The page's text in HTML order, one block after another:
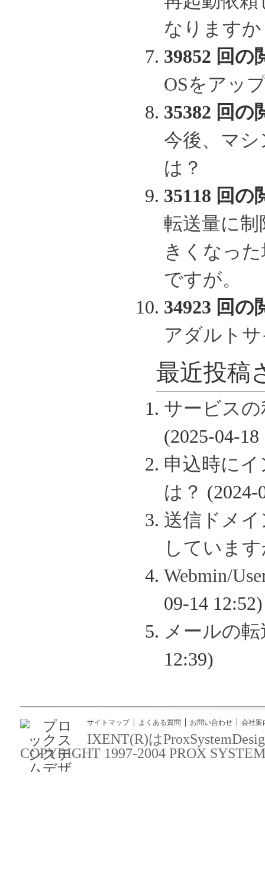
なりますか
39852 回の
OSをアッ
35382 回の
今後、マ
は？
35118 回の
転送量に
きくなっ
ですが。
34923 回の
アダルト
最近投稿
サービス
(2025-04-18
申込時に
は？ (2024-
送信ドメイ
していま
Webmin/
09-14 12:52)
メールの
12:39)
サイトマップ よくある質問 お問い合わせ 会社案
IXENT(R)は
COPYRIGHT 1997-2004 PROX